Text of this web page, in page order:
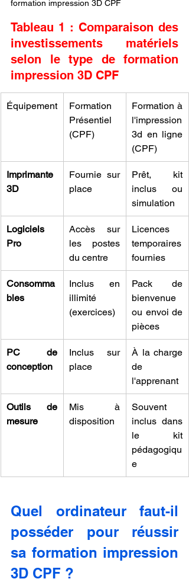
formation impression 3D CPF
Tableau 1 : Comparaison des
investissements matériels
selon le type de formation
impression 3D CPF
Équipement
Formation
Présentiel
(CPF)
Formation à
l'impression
3d en ligne
(CPF)
Imprimante
3D
Fournie sur
place
Prêt, kit
inclus ou
simulation
Logiciels
Pro
Accès sur
les postes
du centre
Licences
temporaires
fournies
Consomma
bles
Inclus en
illimité
(exercices)
Pack de
bienvenue
ou envoi de
pièces
PC de
conception
Inclus sur
place
À la charge
de
l'apprenant
Outils de
mesure
Mis à
disposition
Souvent
inclus dans
le kit
pédagogiqu
e
Quel ordinateur faut-il
posséder pour réussir
sa formation impression
3D CPF ?